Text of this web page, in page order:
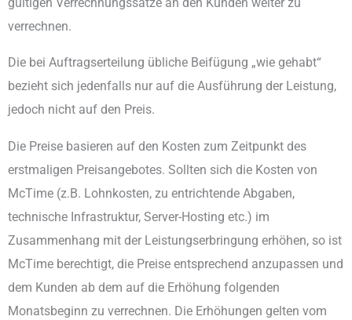
verrechnen.
Die bei Auftragserteilung übliche Beifügung „wie gehabt“
bezieht sich jedenfalls nur auf die Ausführung der Leistung,
jedoch nicht auf den Preis.
Die Preise basieren auf den Kosten zum Zeitpunkt des
erstmaligen Preisangebotes. Sollten sich die Kosten von
McTime (z.B. Lohnkosten, zu entrichtende Abgaben,
technische Infrastruktur, Server-Hosting etc.) im
Zusammenhang mit der Leistungserbringung erhöhen, so ist
McTime berechtigt, die Preise entsprechend anzupassen und
dem Kunden ab dem auf die Erhöhung folgenden
Monatsbeginn zu verrechnen. Die Erhöhungen gelten vom